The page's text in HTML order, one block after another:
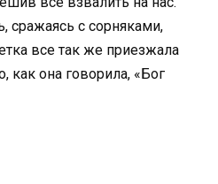
сражаясь с сорняками,
все так же приезжала
как она говорила, «Бог